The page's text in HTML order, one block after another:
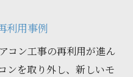
再利用が変える快適
献する再利用の技術
利用事例
コン工事の再利用が進ん
ンを取り外し、新しいモ